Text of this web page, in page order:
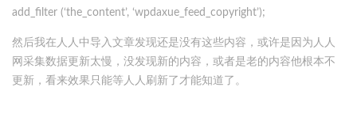
add_filter (‘the_content’, ‘wpdaxue_feed_copyright’);
然后我在人人中导入文章发现还是没有这些内容，或许是因为人人
网采集数据更新太慢，没发现新的内容，或者是老的内容他根本不
更新，看来效果只能等人人刷新了才能知道了。